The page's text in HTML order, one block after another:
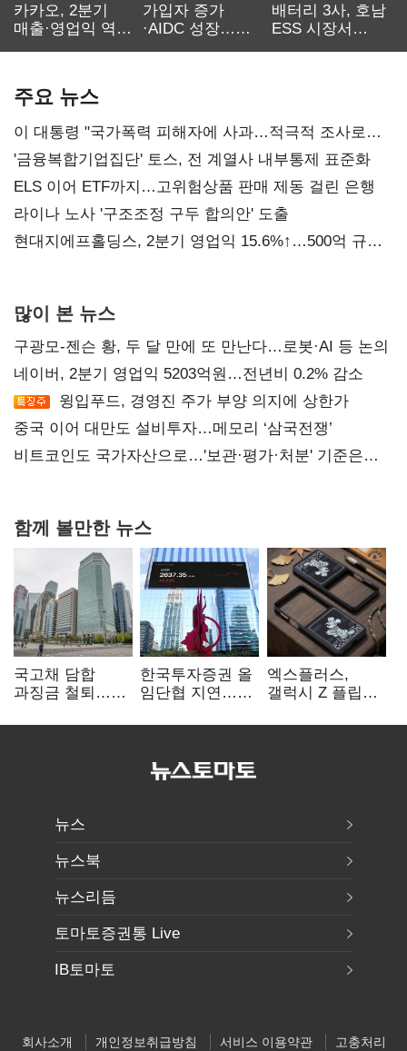
카카오, 2분기
매출·영업익 역대
가입자 증가
·AIDC 성장…
배터리 3사, 호남
ESS 시장서
주요 뉴스
이 대통령 "국가폭력 피해자에 사과…적극적 조사로
진실 밝혀야"
'금융복합기업집단' 토스, 전 계열사 내부통제 표준화
ELS 이어 ETF까지…고위험상품 판매 제동 걸린 은행
라이나 노사 '구조조정 구두 합의안' 도출
현대지에프홀딩스, 2분기 영업익 15.6%↑…500억 규모
많이 본 뉴스
구광모-젠슨 황, 두 달 만에 또 만난다…로봇·AI 등 논의
네이버, 2분기 영업익 5203억원…전년비 0.2% 감소
윙입푸드, 경영진 주가 부양 의지에 상한가
중국 이어 대만도 설비투자…메모리 ‘삼국전쟁’
비트코인도 국가자산으로…'보관·평가·처분' 기준은
함께 볼만한 뉴스
국고채 담합
과징금 철퇴…
폭탄' 우려
한국투자증권 올
임단협 지연…
엑스플러스,
갤럭시 Z 플립8·
액세서리 출시
뉴스
뉴스북
뉴스리듬
토마토증권통 Live
IB토마토
회사소개 개인정보취급방침 서비스 이용약관 고충처리